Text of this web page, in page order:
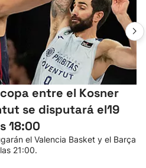
entre el Kosner
se disputará el19
18:00
el Valencia Basket y el Barça
21:00.